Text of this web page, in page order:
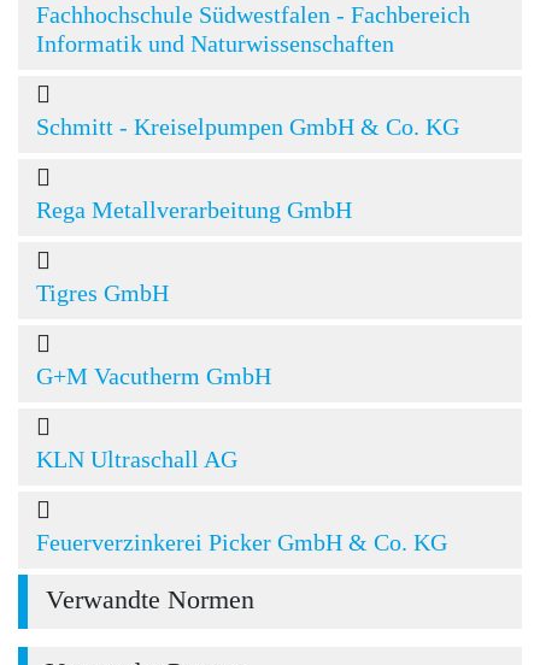
Fachhochschule Südwestfalen - Fachbereich
Informatik und Naturwissenschaften
Schmitt - Kreiselpumpen GmbH & Co. KG
Rega Metallverarbeitung GmbH
Tigres GmbH
G+M Vacutherm GmbH
KLN Ultraschall AG
Feuerverzinkerei Picker GmbH & Co. KG
Verwandte Normen